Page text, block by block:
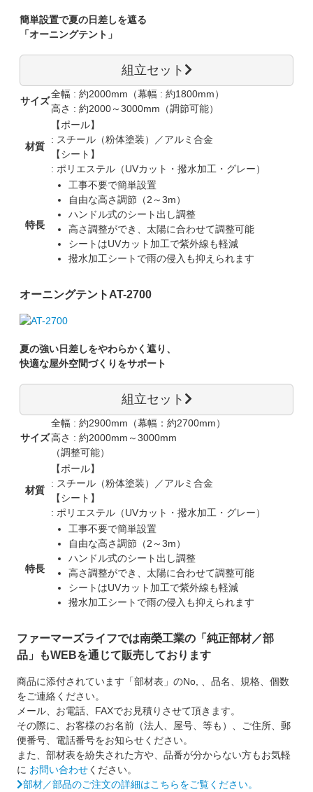
簡単設置で夏の日差しを遮る
「オーニングテント」
組立セット
サイズ
全幅 : 約2000mm（幕幅 : 約1800mm）
高さ : 約2000～3000mm（調節可能）
材質
【ポール】
: スチール（粉体塗装）／アルミ合金
【シート】
: ポリエステル（UVカット・撥水加工・グレー）
特長
工事不要で簡単設置
自由な高さ調節（2～3m）
ハンドル式のシート出し調整
高さ調整ができ、太陽に合わせて調整可能
シートはUVカット加工で紫外線も軽減
撥水加工シートで雨の侵入も抑えられます
オーニングテント AT-2700
夏の強い日差しをやわらかく遮り、
快適な屋外空間づくりをサポート
組立セット
サイズ
全幅 : 約2900mm（幕幅：約2700mm）
高さ : 約2000mm～3000mm
（調整可能）
材質
【ポール】
: スチール（粉体塗装）／アルミ合金
【シート】
: ポリエステル（UVカット・撥水加工・グレー）
特長
工事不要で簡単設置
自由な高さ調節（2～3m）
ハンドル式のシート出し調整
高さ調整ができ、太陽に合わせて調整可能
シートはUVカット加工で紫外線も軽減
撥水加工シートで雨の侵入も抑えられます
ファーマーズライフでは南榮工業の「純正部材／部
品」もWEBを通じて販売しております
商品に添付されています「部材表」のNo, 、品名、規格、個数
をご連絡ください。
メール、お電話、FAXでお見積りさせて頂きます。
その際に、お客様のお名前（法人、屋号、等も）、ご住所、郵
便番号、電話番号をお知らせください。
また、部材表を紛失された方や、品番が分からない方もお気軽
に お問い合わせください。
部材／部品のご注文の詳細はこちらをご覧ください。